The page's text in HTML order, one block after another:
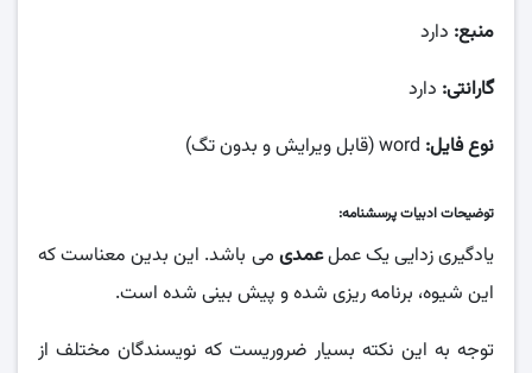
منبع: دارد
گارانتی: دارد
نوع فایل:
توضیحات ادبیات پرسشنامه:
یادگیری زدایی یک عملعمدی می باشد. این بدین معناست که
این شیوه، برنامه ریزی شده و پیش بینی شده است.
توجه به این نکته بسیار ضروریست که نویسندگان مختلف از